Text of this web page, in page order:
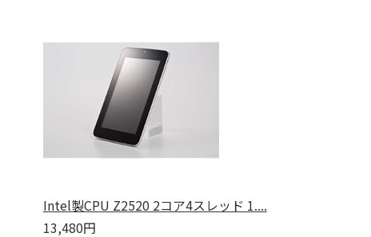
Intel製CPU Z2520 2コア4スレッド 1....
13,480円